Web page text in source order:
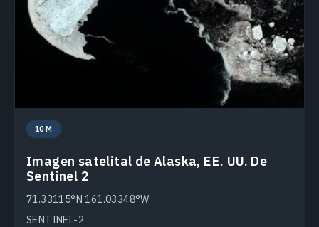
10 M
Imagen satelital de Alaska, EE. UU. De
Sentinel 2
71.33115°N 161.03348°W
SENTINEL-2